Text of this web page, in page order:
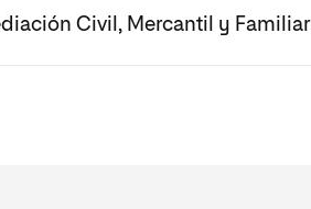
Civil, Mercantil y Familiar